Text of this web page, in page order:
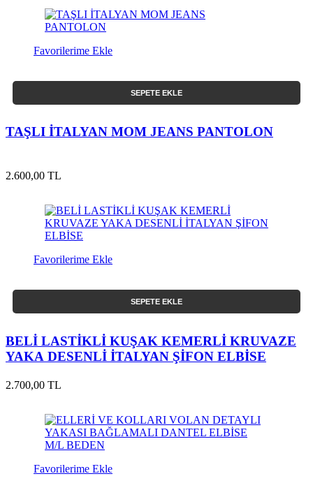
Favorilerime Ekle
SEPETE EKLE
TAŞLI İTALYAN MOM JEANS PANTOLON
2.600,00 TL
Favorilerime Ekle
SEPETE EKLE
BELİ LASTİKLİ KUŞAK KEMERLİ KRUVAZE
YAKA DESENLİ İTALYAN ŞİFON ELBİSE
2.700,00 TL
Favorilerime Ekle